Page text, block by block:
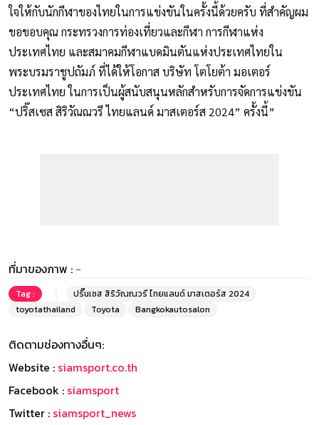
ใจให้กับนักกีฬาของไทยในการแข่งขันในครั้งนี้ด้วยครับ ที่สำคัญผม
ขอขอบคุณ กระทรวงการท่องเที่ยวและกีฬา การกีฬาแห่ง
ประเทศไทย และสมาคมกีฬาแบดมินตันแห่งประเทศไทยใน
พระบรมราชูปถัมภ์ ที่ได้ให้โอกาส บริษัท โตโยต้า มอเตอร์
ประเทศไทย ในการเป็นผู้สนับสนุนหลักสำหรับการจัดการแข่งขัน
“ปริ๊สเซส สิริวัณณวรี ไทยแลนด์ มาสเตอร์ส 2024” ครั้งนี้”
ที่มาของภาพ : -
Tag :
ปริ๊นเซส สิริวัณณวรี ไทยแลนด์ มาสเตอร์ส 2024
toyotathailand
Toyota Bangkokautosalon
ติดตามช่องทางอื่นๆ:
Website : siamsport.co.th
Facebook : siamsport
Twitter : siamsport_news